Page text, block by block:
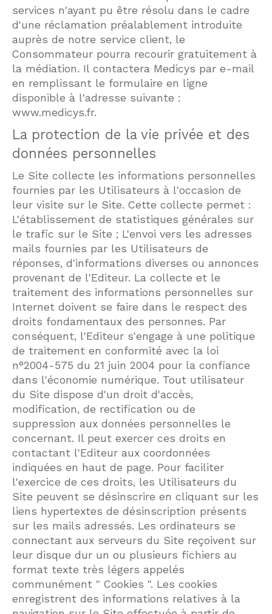
services n'ayant pu être résolu dans le cadre
d'une réclamation préalablement introduite
auprès de notre service client, le
Consommateur pourra recourir gratuitement à
la médiation. Il contactera Medicys par e-mail
en remplissant le formulaire en ligne
disponible à l'adresse suivante :
www.medicys.fr.
La protection de la vie privée et des
données personnelles
Le Site collecte les informations personnelles
fournies par les Utilisateurs à l'occasion de
leur visite sur le Site. Cette collecte permet :
L'établissement de statistiques générales sur
le trafic sur le Site ; L'envoi vers les adresses
mails fournies par les Utilisateurs de
réponses, d'informations diverses ou annonces
provenant de l'Editeur. La collecte et le
traitement des informations personnelles sur
Internet doivent se faire dans le respect des
droits fondamentaux des personnes. Par
conséquent, l'Editeur s'engage à une politique
de traitement en conformité avec la loi
n°2004-575 du 21 juin 2004 pour la confiance
dans l'économie numérique. Tout utilisateur
du Site dispose d'un droit d'accès,
modification, de rectification ou de
suppression aux données personnelles le
concernant. Il peut exercer ces droits en
contactant l'Editeur aux coordonnées
indiquées en haut de page. Pour faciliter
l'exercice de ces droits, les Utilisateurs du
Site peuvent se désinscrire en cliquant sur les
liens hypertextes de désinscription présents
sur les mails adressés. Les ordinateurs se
connectant aux serveurs du Site reçoivent sur
leur disque dur un ou plusieurs fichiers au
format texte très légers appelés
communément " Cookies ". Les cookies
enregistrent des informations relatives à la